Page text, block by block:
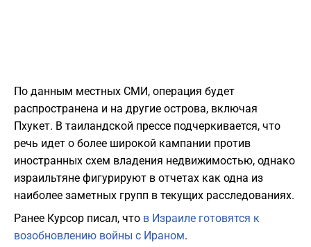
По данным местных СМИ, операция будет
распространена и на другие острова, включая
Пхукет. В таиландской прессе подчеркивается, что
речь идет о более широкой кампании против
иностранных схем владения недвижимостью, однако
израильтяне фигурируют в отчетах как одна из
наиболее заметных групп в текущих расследованиях.
Ранее Курсор писал, что в Израиле готовятся к
возобновлению войны с Ираном.